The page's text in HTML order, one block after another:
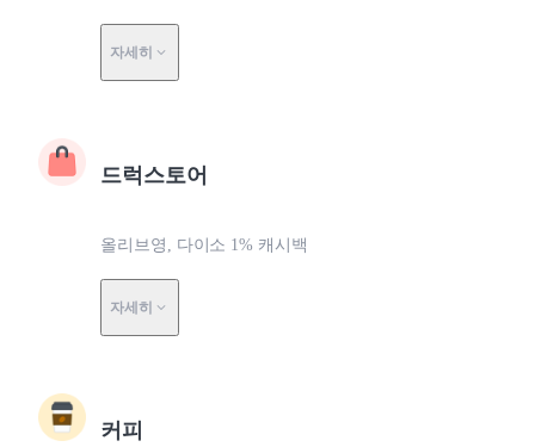
자세히
드럭스토어
올리브영, 다이소 1% 캐시백
자세히
커피